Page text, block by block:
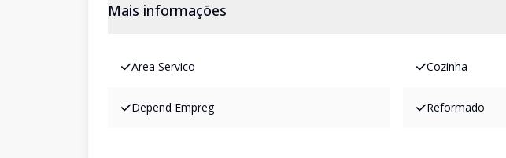
Mais informações
Area Servico Cozinha
Depend Empreg Reformado